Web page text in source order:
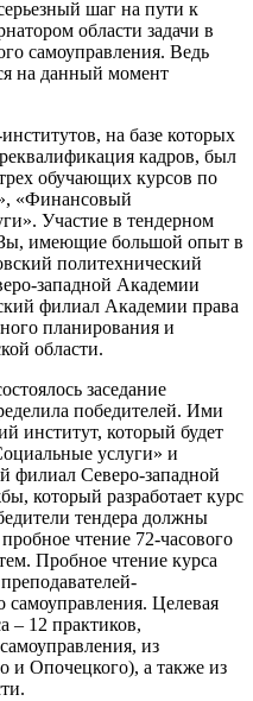
шаг на пути к
области задачи в
самоуправления. Ведь
на данный момент
на базе которых
кадров, был
обучающих курсов по
«Финансовый
Участие в тендерном
имеющие большой опыт в
политехнический
западной Академии
филиал Академии права
планирования и
области.
заседание
победителей. Ими
институт, который будет
услуги» и
филиал Северо-западной
который разработает курс
тендера должны
чтение 72-часового
Пробное чтение курса
самоуправления. Целевая
– 12 практиков,
из
и Опочецкого), а также из